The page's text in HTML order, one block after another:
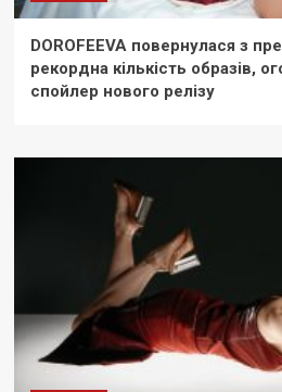
DOROFEEVA повернулася з
рекордна кількість образів,
спойлер нового релізу